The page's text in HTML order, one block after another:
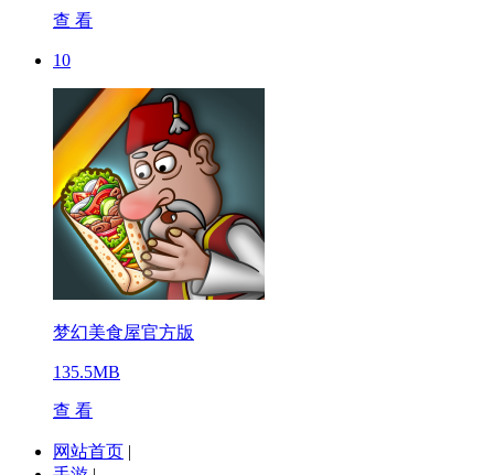
查 看
10
梦幻美食屋官方版
135.5MB
查 看
网站首页 |